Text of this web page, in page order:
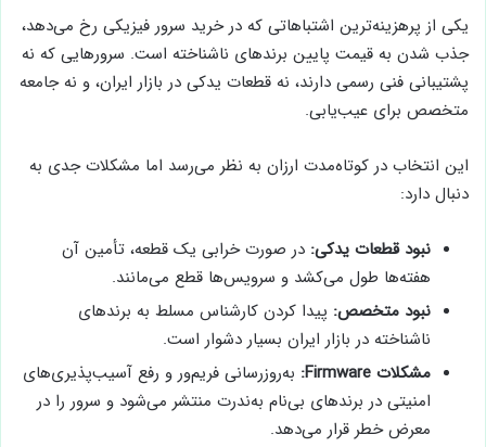
یکی از پرهزینه‌ترین اشتباهاتی که در خرید سرور فیزیکی رخ می‌دهد،
جذب شدن به قیمت پایین برندهای ناشناخته است. سرورهایی که نه
پشتیبانی فنی رسمی دارند، نه قطعات یدکی در بازار ایران، و نه جامعه
متخصص برای عیب‌یابی.
این انتخاب در کوتاه‌مدت ارزان به نظر می‌رسد اما مشکلات جدی به
دنبال دارد:
نبود قطعات یدکی: در صورت خرابی یک قطعه، تأمین آن
هفته‌ها طول می‌کشد و سرویس‌ها قطع می‌مانند.
نبود متخصص: پیدا کردن کارشناس مسلط به برندهای
ناشناخته در بازار ایران بسیار دشوار است.
مشکلات Firmware:
به‌روزرسانی فریم‌ور و رفع آسیب‌پذیری‌های
امنیتی در برندهای بی‌نام به‌ندرت منتشر می‌شود و سرور را در
معرض خطر قرار می‌دهد.